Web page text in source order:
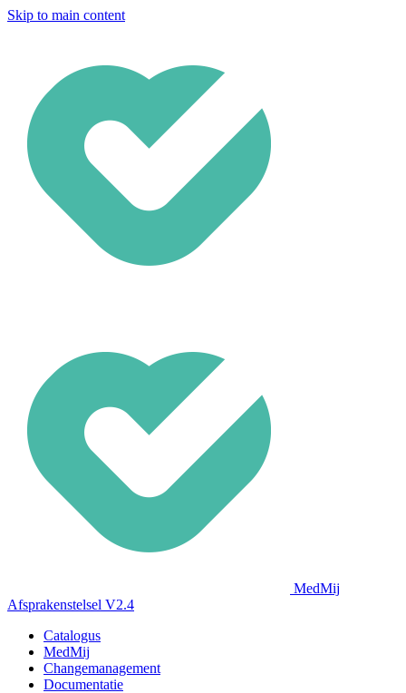
Skip to main content
MedMij
Afsprakenstelsel V2.4
Catalogus
MedMij
Changemanagement
Documentatie